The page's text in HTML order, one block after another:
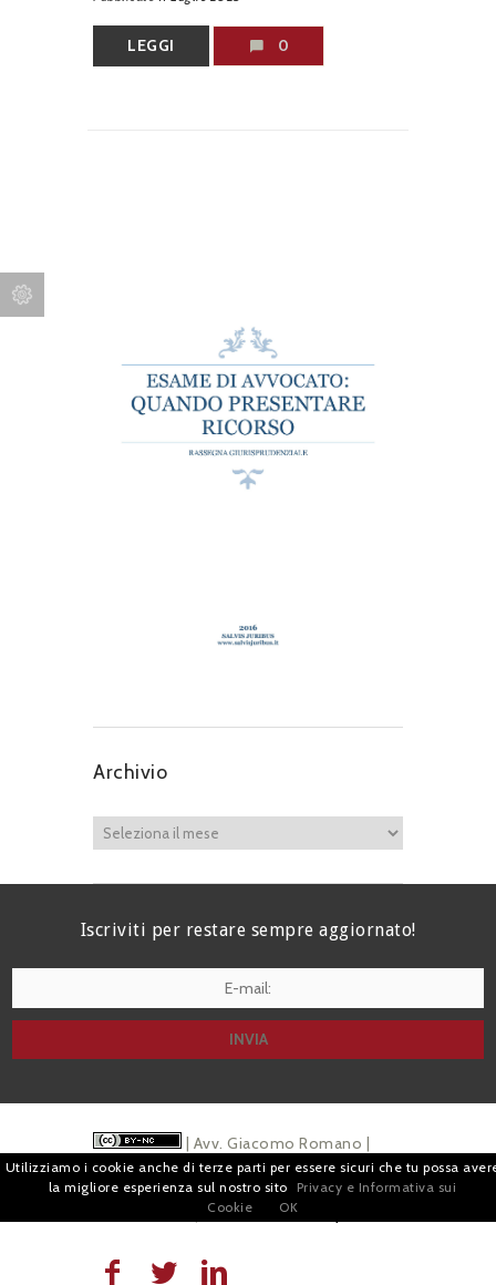
LEGGI 0
Archivio
Iscriviti per restare sempre aggiornato!
| Avv. Giacomo Romano |
Piazza di Campitelli, 2 - 00186 Roma | P.I.
Pubblicità ePrivacy
Utilizziamo i cookie anche di terze parti per essere sicuri che tu possa
la migliore esperienza sul nostro sito
Privacy e Informativa sui
Cookie
OK